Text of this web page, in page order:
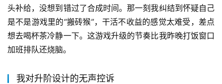
头补给，没想到错过了合成时间。那一刻我纠结到怀疑自己
是不是游戏里的“搬砖猴”，干活不收益的感觉太难受，差点
想去喝杯茶冷静一下。这游戏升级的节奏比我昨晚打饭窗口
加班排队还烧脑。
我对升阶设计的无声控诉